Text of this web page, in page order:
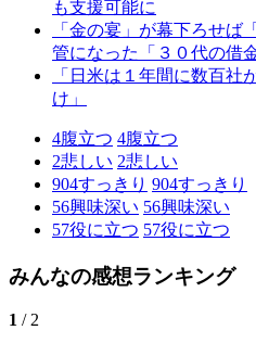
も支援可能に
「金の宴」が幕下ろせ
管になった「３０代の借金
「日米は１年間に数百社
け」
4腹立つ 4腹立つ
2悲しい 2悲しい
904すっきり 904すっきり
56興味深い 56興味深い
57役に立つ 57役に立つ
みんなの感想ランキング
1 / 2